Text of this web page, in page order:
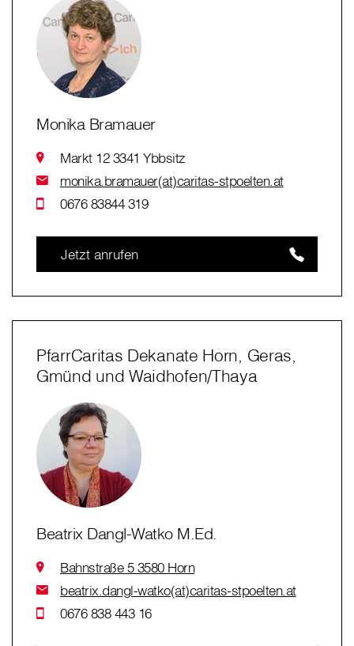
Monika Bramauer
Markt 12 3341 Ybbsitz
monika.bramauer(at)caritas-stpoelten.at
0676 83844 319
Jetzt anrufen
PfarrCaritas Dekanate Horn, Geras,
Gmünd und Waidhofen/Thaya
Beatrix Dangl-Watko M.Ed.
Bahnstraße 5 3580 Horn
beatrix.dangl-watko(at)caritas-stpoelten.at
0676 838 443 16